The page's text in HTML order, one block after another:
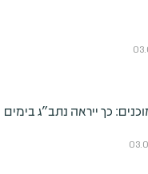
כך ייראה נתב"ג בימים